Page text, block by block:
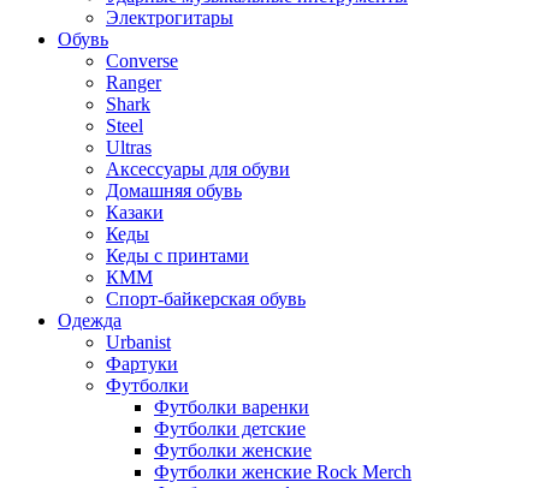
Электрогитары
Обувь
Converse
Ranger
Shark
Steel
Ultras
Аксессуары для обуви
Домашняя обувь
Казаки
Кеды
Кеды с принтами
КММ
Спорт-байкерская обувь
Одежда
Urbanist
Фартуки
Футболки
Футболки варенки
Футболки детские
Футболки женские
Футболки женские Rock Merch